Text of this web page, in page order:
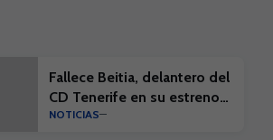
Fallece Beitia, delantero del
CD Tenerife en su estreno
en la élite
NOTICIAS